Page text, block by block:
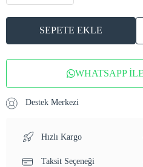
SEPETE EKLE
WHATSAPP
Destek Merkezi
Hızlı Kargo
Taksit Seçeneği